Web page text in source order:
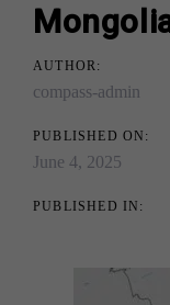
AUTHOR:
compass-admin
PUBLISHED ON:
June 4, 2025
PUBLISHED IN:
Post